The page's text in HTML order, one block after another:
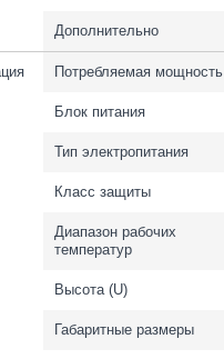
Дополнительно
Потребляемая мощность
Блок питания
Тип электропитания
Класс защиты
Диапазон рабочих
температур
Высота (U)
Габаритные размеры